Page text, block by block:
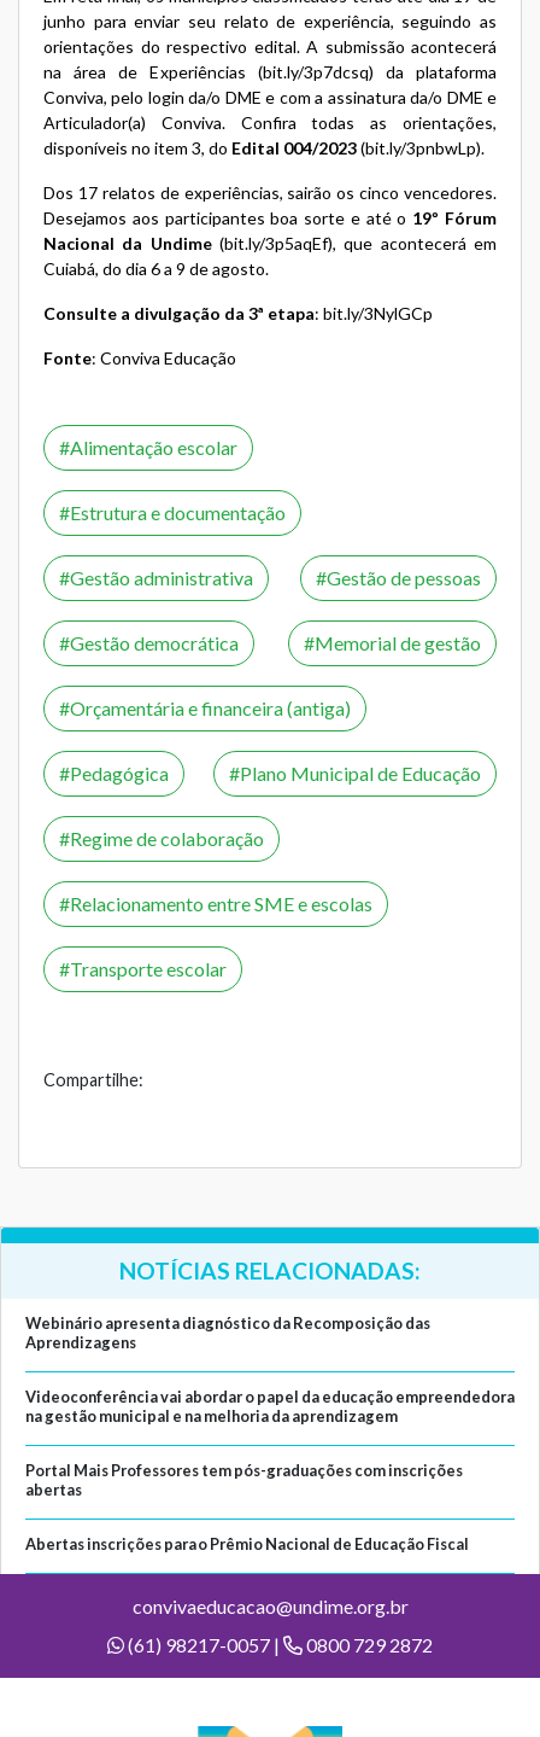
junho para enviar seu relato de experiência, seguindo as
orientações do respectivo edital. A submissão acontecerá
na área de Experiências (bit.ly/3p7dcsq) da plataforma
Conviva, pelo login da/o DME e com a assinatura da/o DME e
Articulador(a) Conviva. Confira todas as orientações,
disponíveis no item 3, do Edital 004/2023(bit.ly/3pnbwLp).
Dos 17 relatos de experiências, sairão os cinco vencedores.
Desejamos aos participantes boa sorte e até o 19º Fórum
Nacional da Undime(bit.ly/3p5aqEf), que acontecerá em
Cuiabá, do dia 6 a 9 de agosto.
Consulte a divulgação da 3ª etapa: bit.ly/3NylGCp
Fonte: Conviva Educação
Alimentação escolar
Estrutura e documentação
Gestão administrativa Gestão de pessoas
Gestão democrática Memorial de gestão
Orçamentária e financeira (antiga)
Pedagógica Plano Municipal de Educação
Regime de colaboração
Relacionamento entre SME e escolas
Transporte escolar
Compartilhe:
NOTÍCIAS RELACIONADAS:
Webinário apresenta diagnóstico da Recomposição das
Aprendizagens
Videoconferência vai abordar o papel da educação empreendedora
na gestão municipal e na melhoria da aprendizagem
Portal Mais Professores tem pós-graduações com inscrições
abertas
Abertas inscrições para o Prêmio Nacional de Educação Fiscal
convivaeducacao@undime.org.br
(61) 98217-0057 |
0800 729 2872